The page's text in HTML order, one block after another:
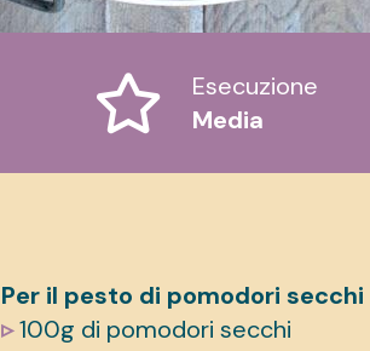
Esecuzione
Media
Per il pesto di pomodori secchi
▹100g di pomodori secchi